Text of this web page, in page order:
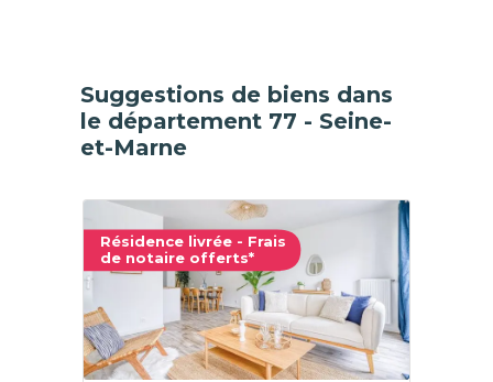
Suggestions de biens dans
le département 77 - Seine-
et-Marne
Résidence livrée - Frais
de notaire offerts*